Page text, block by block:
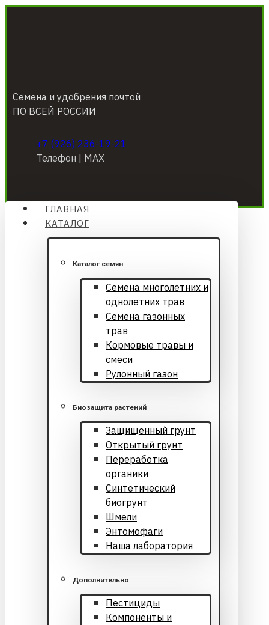
Семена и удобрения почтой
ПО ВСЕЙ РОССИИ
+7 (926) 236-19-21
Телефон | МАХ
ГЛАВНАЯ
КАТАЛОГ
Каталог семян
Cемена многолетних и
однолетних трав
Семена газонных
трав
Кормовые травы и
смеси
Рулонный газон
Биозащита растений
Защищенный грунт
Открытый грунт
Переработка
органики
Синтетический
биогрунт
Шмели
Энтомофаги
Наша лаборатория
Дополнительно
Пестициды
Компоненты и